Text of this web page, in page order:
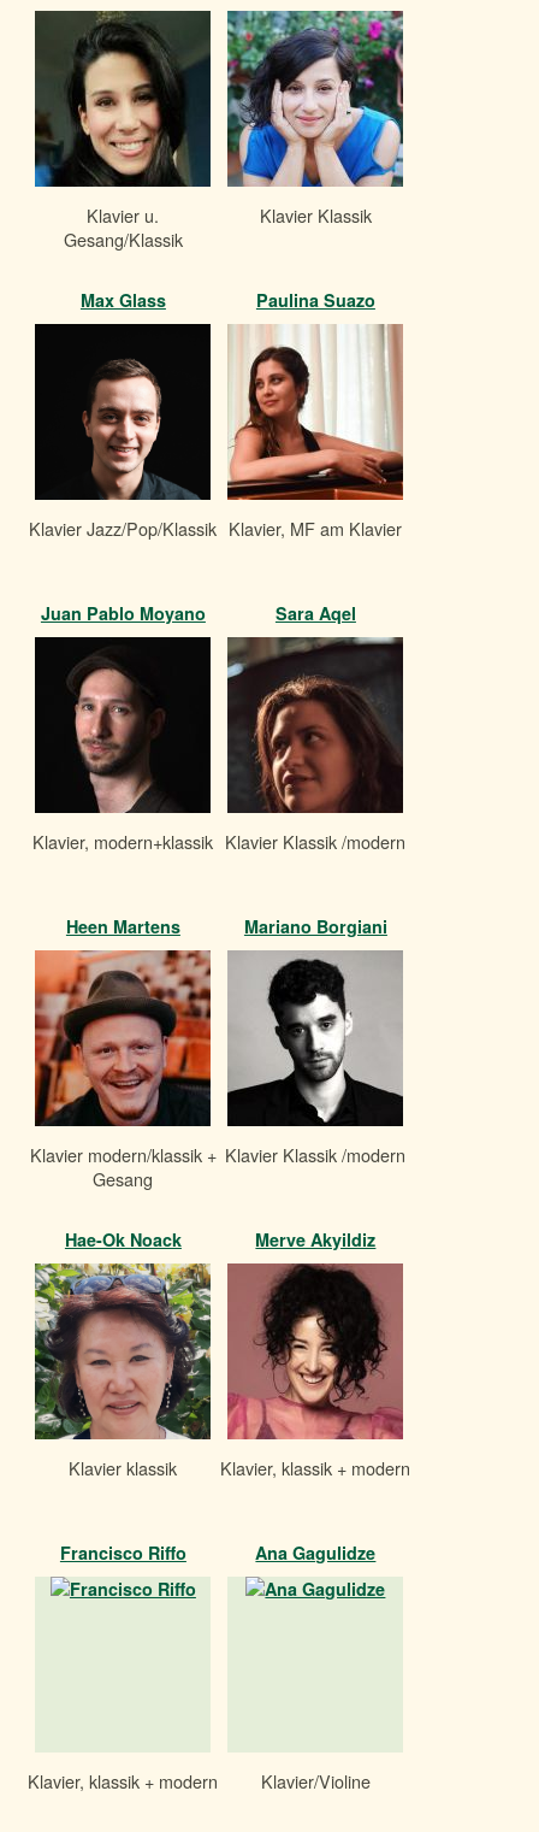
Klavier u.
Gesang/Klassik
Klavier Klassik
Max Glass
Klavier Jazz/Pop/Klassik
Paulina Suazo
Klavier, MF am Klavier
Juan Pablo Moyano
Klavier, modern+klassik
Sara Aqel
Klavier Klassik /modern
Heen Martens
Klavier modern/klassik +
Gesang
Mariano Borgiani
Klavier Klassik /modern
Hae-Ok Noack
Klavier klassik
Merve Akyildiz
Klavier, klassik + modern
Francisco Riffo
Klavier, klassik + modern
Ana Gagulidze
Klavier/Violine